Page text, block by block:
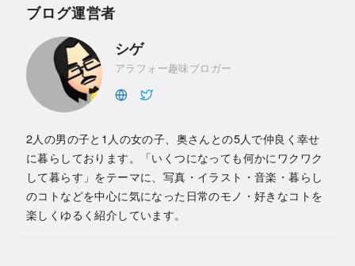
ブログ運営者
シゲ
アラフォー趣味ブロガー
2人の男の子と1人の女の子、奥さんとの5人で仲良く幸せ
に暮らしております。「いくつになっても何かにワクワク
して暮らす」をテーマに、写真・イラスト・音楽・暮らし
のコトなどを中心に気になった日常のモノ・好きなコトを
楽しくゆるく紹介しています。